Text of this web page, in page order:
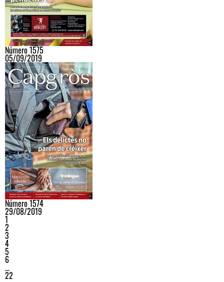
Número 1575
05/09/2019
Número 1574
29/08/2019
1
2
3
4
5
6
…
22